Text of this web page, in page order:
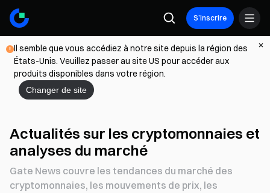
S’inscrire
Il semble que vous accédiez à notre site depuis la région des
États-Unis. Veuillez passer au site US pour accéder aux
produits disponibles dans votre région.
Changer de site
Actualités sur les cryptomonnaies et
analyses du marché
Gate News couvre les tendances du marché des
cryptomonnaies, les mouvements de prix, les